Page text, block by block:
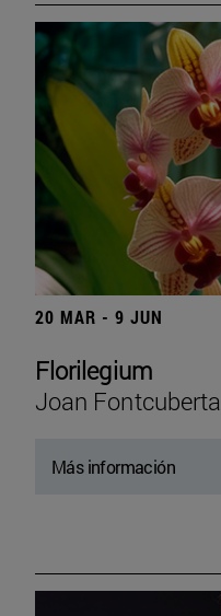
20 MAR - 9 JUN
Florilegium
Joan Fontcuberta
Más información